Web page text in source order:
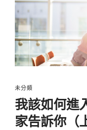
未分類
我該如何進
家告訴你（